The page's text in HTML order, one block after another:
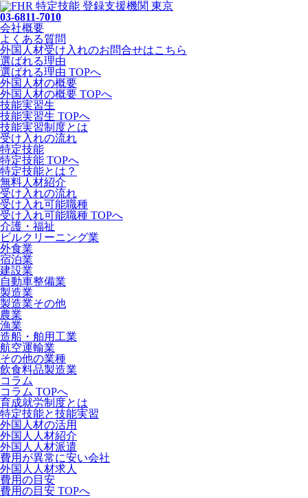
03-6811-7010
会社概要
よくある質問
外国人材受け入れのお問合せはこちら
選ばれる理由
選ばれる理由 TOPへ
外国人材の概要
外国人材の概要 TOPへ
技能実習生
技能実習生 TOPへ
技能実習制度とは
受け入れの流れ
特定技能
特定技能 TOPへ
特定技能とは？
無料人材紹介
受け入れの流れ
受け入れ可能職種
受け入れ可能職種 TOPへ
介護・福祉
ビルクリーニング業
外食業
宿泊業
建設業
自動車整備業
製造業
製造業その他
農業
漁業
造船・舶用工業
航空運輸業
その他の業種
飲食料品製造業
コラム
コラム TOPへ
育成就労制度とは
特定技能と技能実習
外国人材の活用
外国人人材紹介
外国人人材派遣
費用が異常に安い会社
外国人人材求人
費用の目安
費用の目安 TOPへ